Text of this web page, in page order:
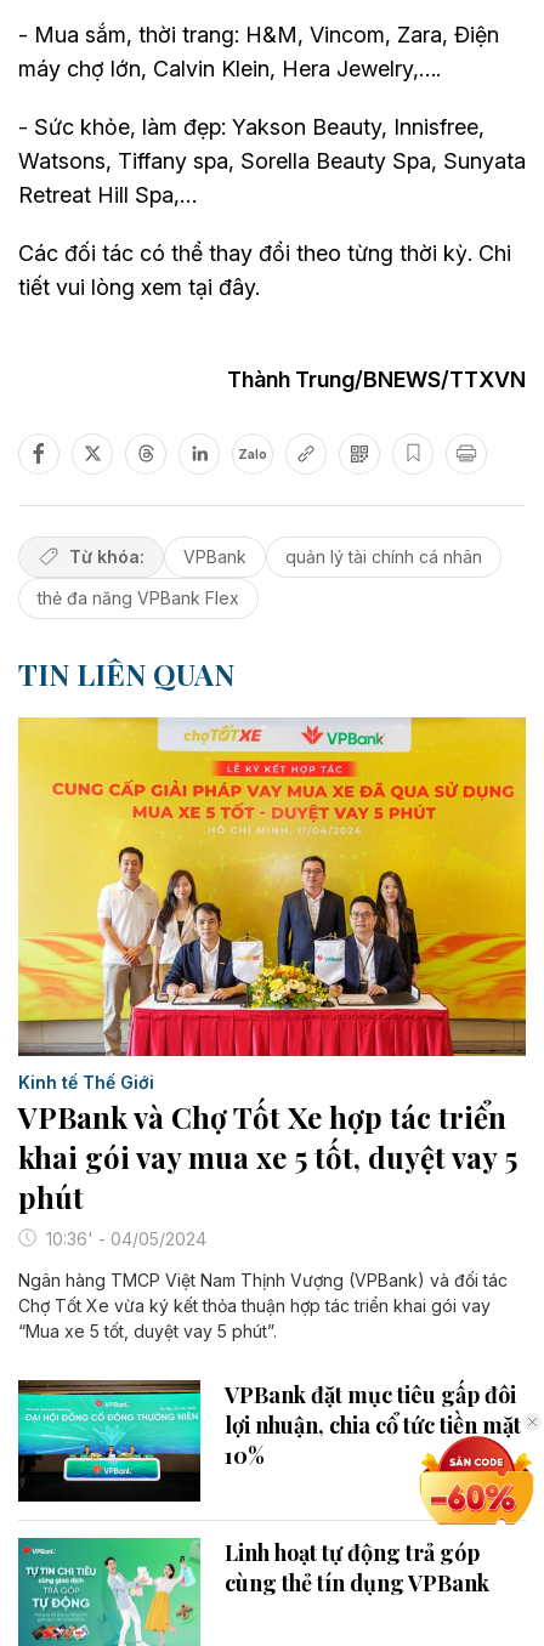
- Mua sắm, thời trang: H&M, Vincom, Zara, Điện
máy chợ lớn, Calvin Klein, Hera Jewelry,….
- Sức khỏe, làm đẹp: Yakson Beauty, Innisfree,
Watsons, Tiffany spa, Sorella Beauty Spa, Sunyata
Retreat Hill Spa,…
Các đối tác có thể thay đổi theo từng thời kỳ. Chi
tiết vui lòng xem tại đây.
Thành Trung/BNEWS/TTXVN
Zalo
Từ khóa: VPBank
quản lý tài chính cá nhân
thẻ đa năng VPBank Flex
TIN LIÊN QUAN
Kinh tế Thế Giới
VPBank và Chợ Tốt Xe hợp tác triển
khai gói vay mua xe 5 tốt, duyệt vay 5
phút
10:36' - 04/05/2024
Ngân hàng TMCP Việt Nam Thịnh Vượng (VPBank) và đối tác
Chợ Tốt Xe vừa ký kết thỏa thuận hợp tác triển khai gói vay
“Mua xe 5 tốt, duyệt vay 5 phút”.
VPBank đặt mục tiêu gấp đôi
lợi nhuận, chia cổ tức tiền mặt
10%
Linh hoạt tự động trả góp
cùng thẻ tín dụng VPBank